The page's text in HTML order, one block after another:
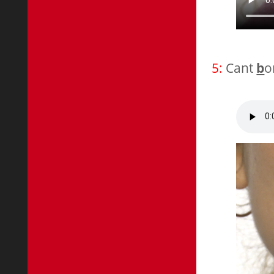
5: Cant b